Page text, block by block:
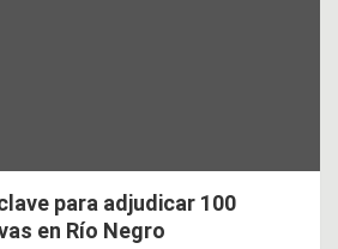
para adjudicar 100
en Río Negro